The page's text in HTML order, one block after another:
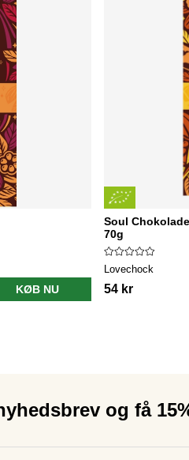
KØB NU
Soul
70g
Lovechock
54 kr
og få